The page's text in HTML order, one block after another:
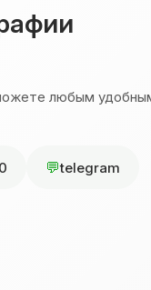
любым
telegram